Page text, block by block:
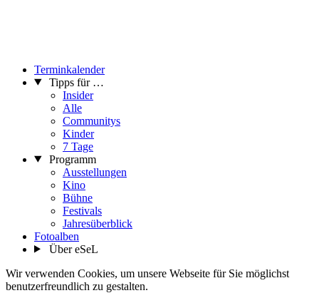
Terminkalender
Tipps für …
Insider
Alle
Communitys
Kinder
7 Tage
Programm
Ausstellungen
Kino
Bühne
Festivals
Jahresüberblick
Fotoalben
Über eSeL
Wir verwenden Cookies, um unsere Webseite für Sie möglichst
benutzerfreundlich zu gestalten.